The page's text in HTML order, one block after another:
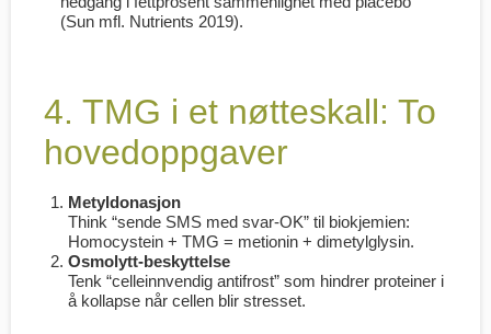
(Sun mfl. Nutrients 2019).
4. TMG i et nøtteskall: To
hoved­oppgaver
Metyl­donasjon
Think “sende SMS med svar-OK” til biokjemien:
Homocystein + TMG = metionin + dimetylglysin.
Osmolytt-beskyttelse
Tenk “celle­innvendig antifrost” som hindrer proteiner i
å kollapse når cellen blir stresset.